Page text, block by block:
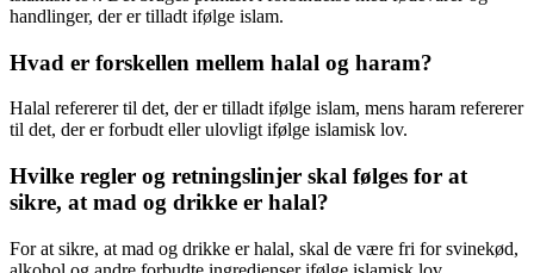
handlinger, der er tilladt ifølge islam.
Hvad er forskellen mellem halal og haram?
Halal refererer til det, der er tilladt ifølge islam, mens haram refererer
til det, der er forbudt eller ulovligt ifølge islamisk lov.
Hvilke regler og retningslinjer skal følges for at
sikre, at mad og drikke er halal?
For at sikre, at mad og drikke er halal, skal de være fri for svinekød,